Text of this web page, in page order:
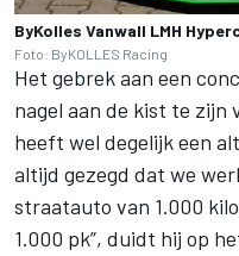
ByKolles Vanwall LMH
Foto: ByKOLLES Racing
Het gebrek aan een
nagel aan de kist te zijn
heeft wel degelijk een
altijd gezegd dat we
straatauto van 1.000
1.000 pk”, duidt hij op